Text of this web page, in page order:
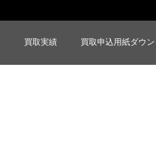
買取実績 買取申込用紙ダウ